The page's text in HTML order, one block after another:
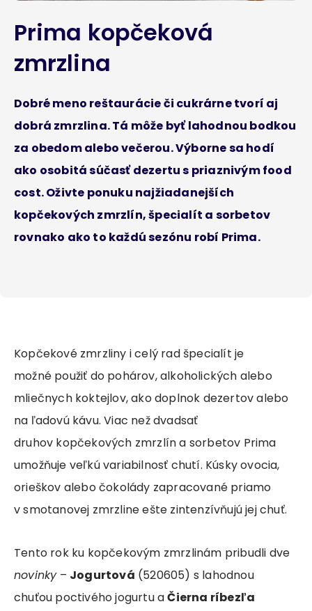
Prima kopčeková
zmrzlina
Dobré meno reštaurácie či cukrárne tvorí aj
dobrá zmrzlina. Tá môže byť lahodnou bodkou
za obedom alebo večerou. Výborne sa hodí
ako osobitá súčasť dezertu s priaznivým food
cost. Oživte ponuku najžiadanejších
kopčekových zmrzlín, špecialít a sorbetov
rovnako ako to každú sezónu robí Prima.
Kopčekové zmrzliny i celý rad špecialít je
možné použiť do pohárov, alkoholických alebo
mliečnych koktejlov, ako doplnok dezertov alebo
na ľadovú kávu. Viac než dvadsať
druhov kopčekových zmrzlín a sorbetov Prima
umožňuje veľkú variabilnosť chutí. Kúsky ovocia,
orieškov alebo čokolády zapracované priamo
v smotanovej zmrzline ešte zintenzívňujú jej chuť.
Tento rok ku kopčekovým zmrzlinám pribudli dve
novinky– Jogurtová (520605) s lahodnou
chuťou poctivého jogurtu aČierna ríbezľa